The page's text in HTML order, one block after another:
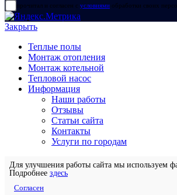
прочитал и согласен с условиями обработки своих
Закрыть
Теплые полы
Монтаж отопления
Монтаж котельной
Тепловой насос
Информация
Наши работы
Отзывы
Статьи сайта
Контакты
Услуги по городам
Для улучшения работы сайта мы используем
Подробнее здесь
Согласен